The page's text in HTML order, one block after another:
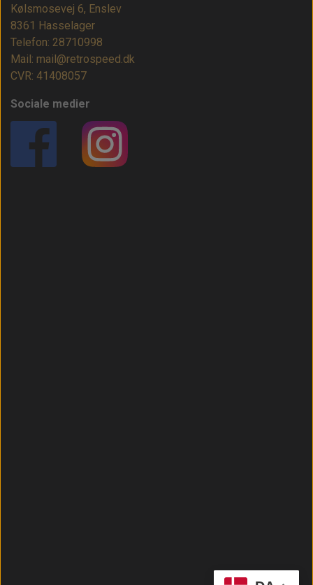
Kølsmosevej 6, Enslev
8361 Hasselager
Telefon: 28710998
Mail: mail@retrospeed.dk
CVR: 41408057
Sociale medier